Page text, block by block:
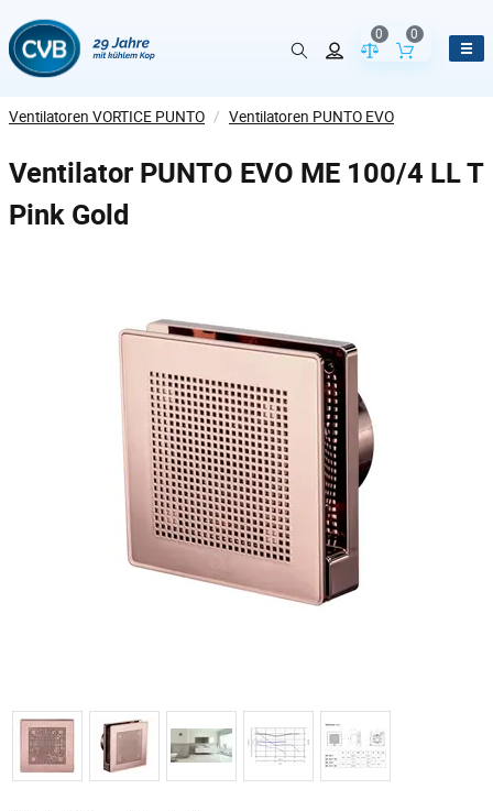
Vergleich der
0
Inhalt des
0
Ventilatoren VORTICE PUNTO / Ventilatoren PUNTO EVO
Ventilator PUNTO EVO ME 100/4 LL T
Pink Gold